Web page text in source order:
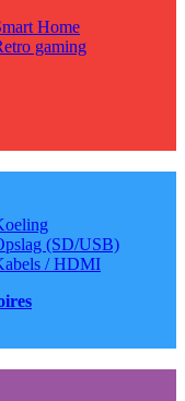
Home
gaming
(SD/USB)
/ HDMI